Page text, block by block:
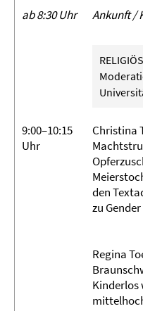
ab 8:30 Uhr
Ankunft /
9:00–10:15
Uhr
Christina
den
zu
Regina
Kinderlos